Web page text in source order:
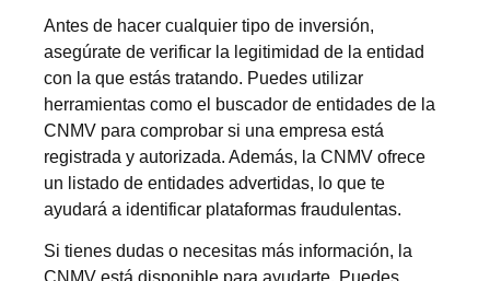
Antes de hacer cualquier tipo de inversión,
asegúrate de verificar la legitimidad de la entidad
con la que estás tratando. Puedes utilizar
herramientas como el buscador de entidades de la
CNMV para comprobar si una empresa está
registrada y autorizada. Además, la CNMV ofrece
un listado de entidades advertidas, lo que te
ayudará a identificar plataformas fraudulentas.
Si tienes dudas o necesitas más información, la